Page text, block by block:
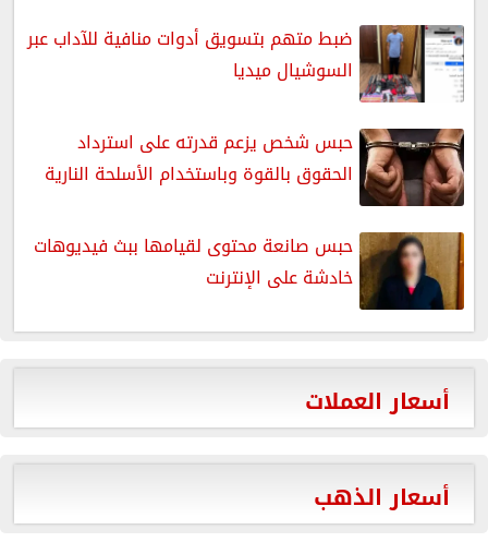
ضبط متهم بتسويق أدوات منافية للآداب عبر
السوشيال ميديا
حبس شخص يزعم قدرته على استرداد
الحقوق بالقوة وباستخدام الأسلحة النارية
حبس صانعة محتوى لقيامها ببث فيديوهات
خادشة على الإنترنت
أسعار العملات
أسعار الذهب